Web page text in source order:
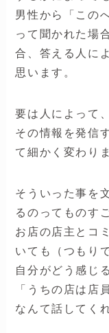
男性から「この
って聞かれた場
合、答える人に
思います。
要は人によって
その情報を発信
て細かく変わり
そういった事を
るのってものす
お店の店主とコ
いても（つもり
自分がどう感じ
「うちの店は店
なんて話してく